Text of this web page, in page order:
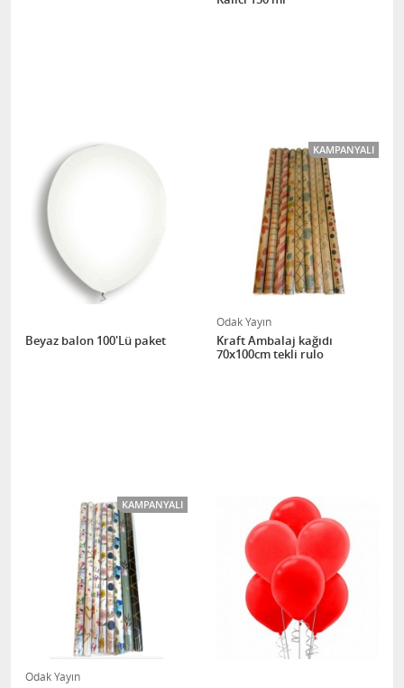
Beyaz balon 100'Lü paket
KAMPANYALI
Odak Yayın
Kraft Ambalaj kağıdı
70x100cm tekli rulo
KAMPANYALI
Odak Yayın